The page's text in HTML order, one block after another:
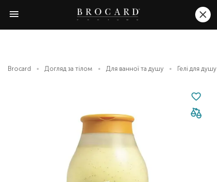
Brocard Догляд за тілом Для ванної та душу Гелі для душу